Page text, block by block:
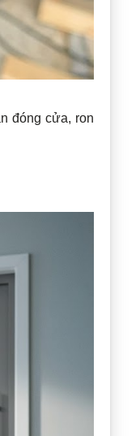
đóng cửa, ron